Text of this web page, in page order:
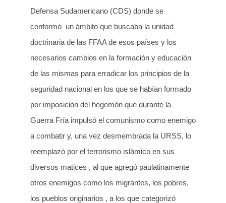
Defensa Sudamericano (CDS) donde se
conformó un ámbito que buscaba la unidad
doctrinaria de las FFAA de esos países y los
necesarios cambios en la formación y educación
de las mismas para erradicar los principios de la
seguridad nacional en los que se habían formado
por imposición del hegemón que durante la
Guerra Fría impulsó el comunismo como enemigo
a combatir y, una vez desmembrada la URSS, lo
reemplazó por el terrorismo islámico en sus
diversos matices , al que agregó paulatinamente
otros enemigos como los migrantes, los pobres,
los pueblos originarios , a los que categorizó